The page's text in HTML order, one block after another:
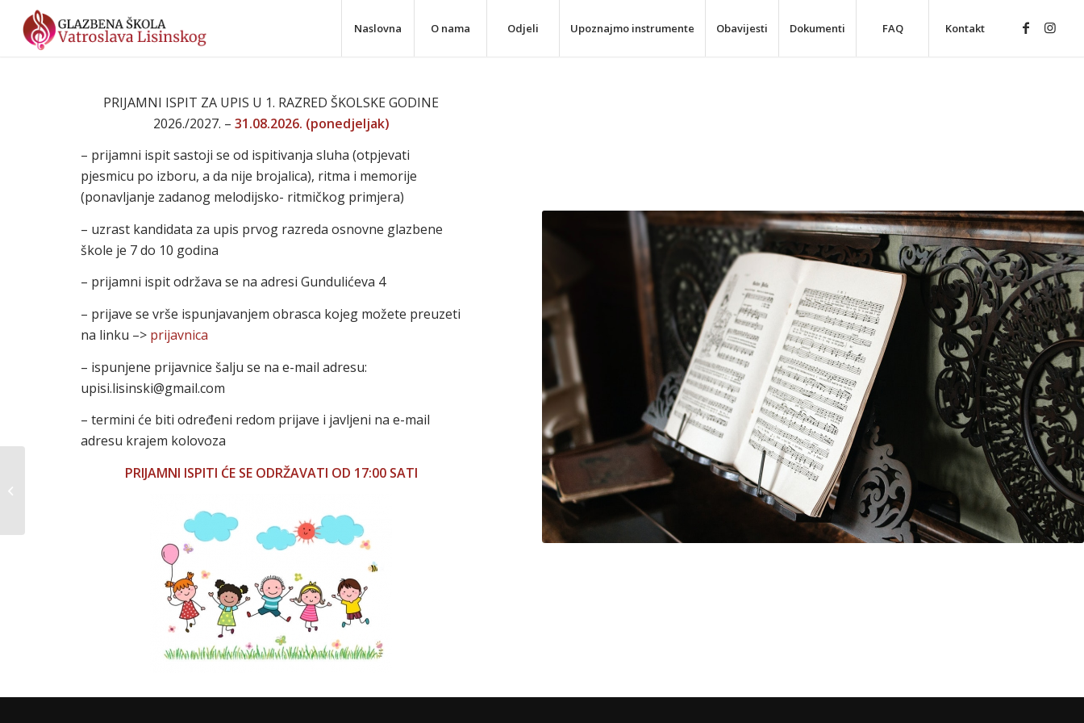
Naslovna O nama Odjeli Upoznajmo instrumente Obavijesti Dokumenti FAQ Kontakt
PRIJAMNI ISPIT ZA UPIS U 1. RAZRED ŠKOLSKE GODINE
2026./2027. – 31.08.2026. (ponedjeljak)
– prijamni ispit sastoji se od ispitivanja sluha (otpjevati
pjesmicu po izboru, a da nije brojalica), ritma i memorije
(ponavljanje zadanog melodijsko- ritmičkog primjera)
– uzrast kandidata za upis prvog razreda osnovne glazbene
škole je 7 do 10 godina
– prijamni ispit održava se na adresi Gundulićeva 4
– prijave se vrše ispunjavanjem obrasca kojeg možete preuzeti
na linku –> prijavnica
– ispunjene prijavnice šalju se na e-mail adresu:
upisi.lisinski@gmail.com
– termini će biti određeni redom prijave i javljeni na e-mail
adresu krajem kolovoza
PRIJAMNI ISPITI ĆE SE ODRŽAVATI OD 17:00 SATI